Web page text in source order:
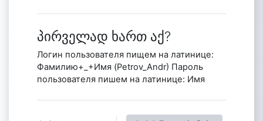
პირველად ხართ აქ?
Логин пользователя пищем на латинице:
Фамилию+_+Имя (Petrov_Andr) Пароль
пользователя пишем на латинице: Имя